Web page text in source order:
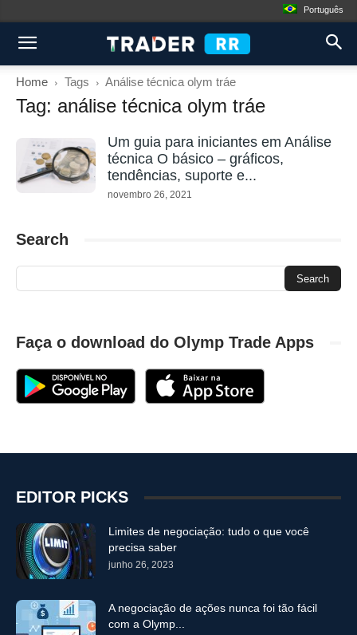
Português
Home Tags Análise técnica olym tráe
Tag: análise técnica olym tráe
Um guia para iniciantes em Análise
técnica O básico – gráficos,
tendências, suporte e...
novembro 26, 2021
Search
Faça o download do Olymp Trade Apps
EDITOR PICKS
Limites de negociação: tudo o que você
precisa saber
junho 26, 2023
A negociação de ações nunca foi tão fácil
com a Olymp...